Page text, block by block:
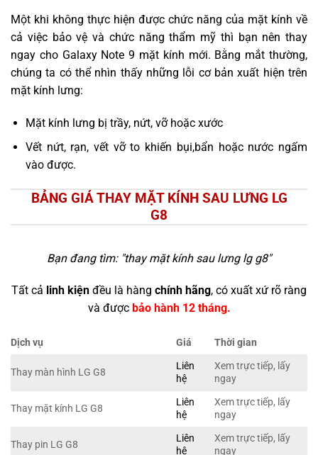
Một khi không thực hiện được chức năng của mặt kính về
cả việc bảo vệ và chức năng thẩm mỹ thì bạn nên thay
ngay cho Galaxy Note 9 mặt kính mới. Bằng mắt thường,
chúng ta có thể nhìn thấy những lỗi cơ bản xuất hiện trên
mặt kính lưng:
Mặt kính lưng bị trầy, nứt, vỡ hoặc xước
Vết nứt, rạn, vết vỡ to khiến bụi,bẩn hoặc nước ngấm
vào được.
BẢNG GIÁ THAY MẶT KÍNH SAU LƯNG LG
G8
Bạn đang tìm: "thay mặt kính sau lưng lg g8"
Tất cả linh kiện đều là hàng chính hãng, có xuất xứ rõ ràng
và được bảo hành 12 tháng.
Dịch vụ Giá Thời gian
Thay màn hình LG G8
Liên
hệ
Xem trực tiếp, lấy
ngay
Thay mặt kính LG G8
Liên
hệ
Xem trực tiếp, lấy
ngay
Thay pin LG G8
Liên
hệ
Xem trực tiếp, lấy
ngay